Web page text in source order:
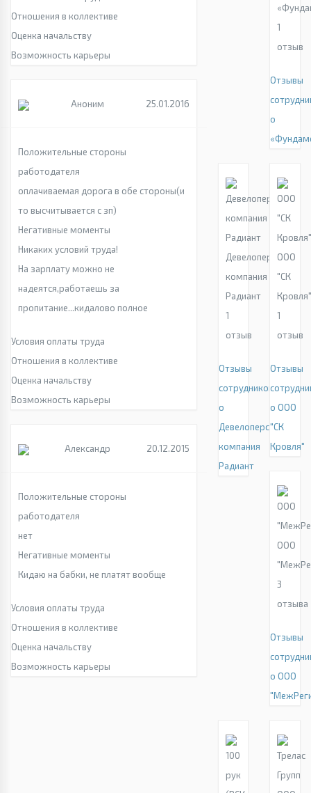
Отношения в коллективе
Оценка начальству
Возможность карьеры
Аноним 25.01.2016
Положительные стороны
работодателя
оплачиваемая дорога в обе стороны(и
то высчитывается с зп)
Негативные моменты
Никаких условий труда!
На зарплату можно не
надеятся,работаешь за
пропитание...кидалово полное
Условия оплаты труда
Отношения в коллективе
Оценка начальству
Возможность карьеры
Александр 20.12.2015
Положительные стороны
работодателя
нет
Негативные моменты
Кидаю на бабки, не платят вообще
Условия оплаты труда
Отношения в коллективе
Оценка начальству
Возможность карьеры
1
отзыв
Отзывы
о
Девелоперская
компания
Радиант
1
отзыв
Отзывы
сотрудников
о
Девелоперская
компания
Радиант
ООО
"СК
1
отзыв
Отзывы
о ООО
"СК
Кровля"
ООО
3
отзыва
Отзывы
о ООО